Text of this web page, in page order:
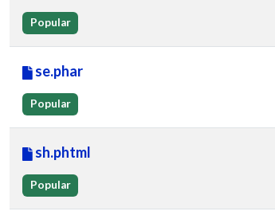
Popular
se.phar
Popular
sh.phtml
Popular